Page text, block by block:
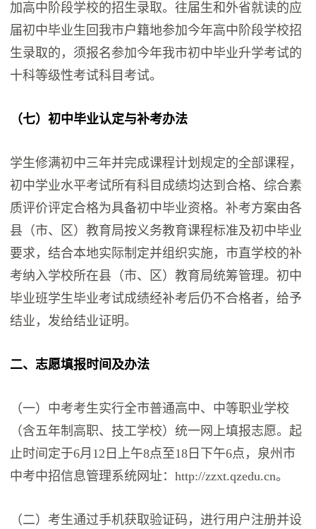
加高中阶段学校的招生录取。往届生和外省就读的应
届初中毕业生回我市户籍地参加今年高中阶段学校招
生录取的，须报名参加今年我市初中毕业升学考试的
十科等级性考试科目考试。
（七）初中毕业认定与补考办法
学生修满初中三年并完成课程计划规定的全部课程，
初中学业水平考试所有科目成绩均达到合格、综合素
质评价评定合格为具备初中毕业资格。补考方案由各
县（市、区）教育局按义务教育课程标准及初中毕业
要求，结合本地实际制定并组织实施，市直学校的补
考纳入学校所在县（市、区）教育局统筹管理。初中
毕业班学生毕业考试成绩经补考后仍不合格者，给予
结业，发给结业证明。
二、志愿填报时间及办法
（一）中考考生实行全市普通高中、中等职业学校
（含五年制高职、技工学校）统一网上填报志愿。起
止时间定于6月12日上午8点至18日下午6点，泉州市
中考中招信息管理系统网址：http://zzxt.qzedu.cn。
（二）考生通过手机获取验证码，进行用户注册并设